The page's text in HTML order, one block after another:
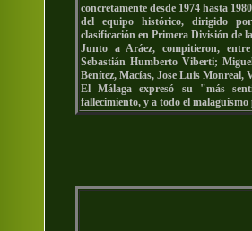
concretamente desde 1974 hasta
del equipo histórico, dirigido
clasificación en Primera División de
Junto a Aráez, compitieron,
Sebastián Humberto Viberti;
Benítez, Macías, Jose Luis Monreal,
El Málaga expresó su "más
fallecimiento, y a todo el